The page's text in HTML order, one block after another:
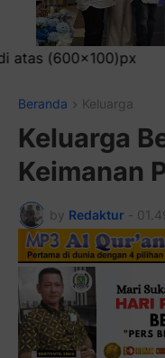
Beranda Keluarga
Keluarga
Keimanan
by Redaktur -